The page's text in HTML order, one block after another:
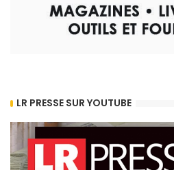
LR PRESSE SUR YOUTUBE